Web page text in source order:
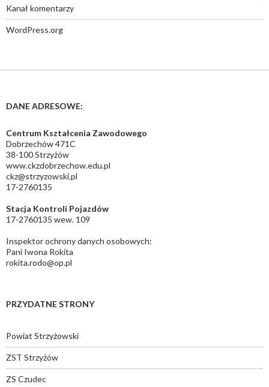
Kanał komentarzy
WordPress.org
DANE ADRESOWE:
Centrum Kształcenia Zawodowego
Dobrzechów 471C
38-100 Strzyżów
www.ckzdobrzechow.edu.pl
ckz@strzyzowski.pl
17-2760135
Stacja Kontroli Pojazdów
17-2760135 wew. 109
Inspektor ochrony danych osobowych:
Pani Iwona Rokita
rokita.rodo@op.pl
PRZYDATNE STRONY
Powiat Strzyżowski
ZST Strzyżów
ZS Czudec